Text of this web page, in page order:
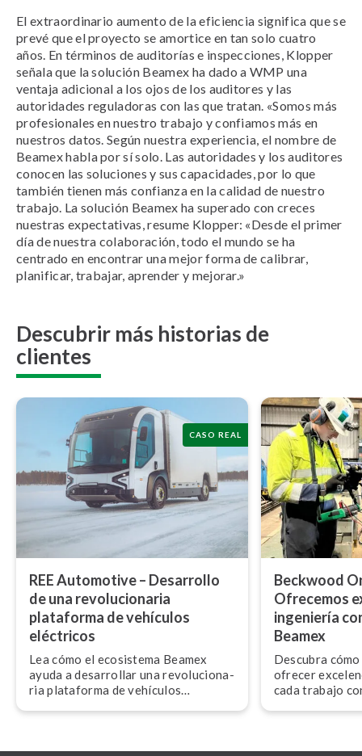
El extraordinario aumento de la eficiencia significa que se
prevé que el proyecto se amortice en tan solo cuatro
años. En términos de auditorías e inspecciones, Klopper
señala que la solución Beamex ha dado a WMP una
ventaja adicional a los ojos de los auditores y las
autoridades reguladoras con las que tratan. «Somos más
profesionales en nuestro trabajo y confiamos más en
nuestros datos. Según nuestra experiencia, el nombre de
Beamex habla por sí solo. Las autoridades y los auditores
conocen las soluciones y sus capacidades, por lo que
también tienen más confianza en la calidad de nuestro
trabajo. La solución Beamex ha superado con creces
nuestras expectativas, resume Klopper: «Desde el primer
día de nuestra colaboración, todo el mundo se ha
centrado en encontrar una mejor forma de calibrar,
planificar, trabajar, aprender y mejorar.»
Descubrir más historias de
clientes
CASO REAL
REE Automotive – Desarrollo
de una re­vo­lu­cio­na­ria
plataforma de vehículos
eléctricos
Lea cómo el ecosistema Beamex
ayuda a desarrollar una re­vo­lu­cio­na­
ria plataforma de vehículos
Beckwood
Ofrecemos
ingeniería
Beamex
Descubra
ofrecer
cada trabajo